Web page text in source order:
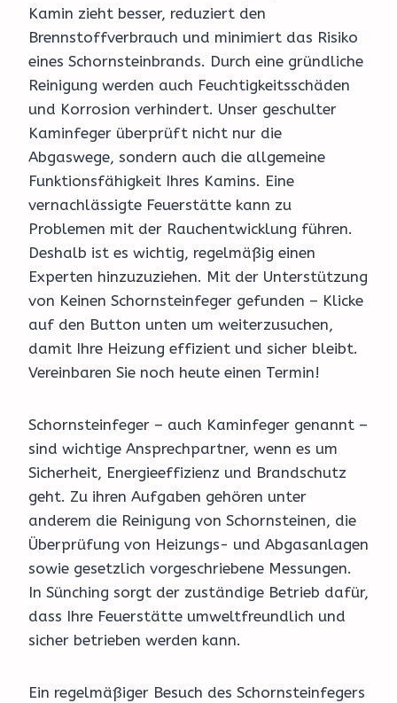
Kamin zieht besser, reduziert den
Brennstoffverbrauch und minimiert das Risiko
eines Schornsteinbrands. Durch eine gründliche
Reinigung werden auch Feuchtigkeitsschäden
und Korrosion verhindert. Unser geschulter
Kaminfeger überprüft nicht nur die
Abgaswege, sondern auch die allgemeine
Funktionsfähigkeit Ihres Kamins. Eine
vernachlässigte Feuerstätte kann zu
Problemen mit der Rauchentwicklung führen.
Deshalb ist es wichtig, regelmäßig einen
Experten hinzuzuziehen. Mit der Unterstützung
von Keinen Schornsteinfeger gefunden – Klicke
auf den Button unten um weiterzusuchen,
damit Ihre Heizung effizient und sicher bleibt.
Vereinbaren Sie noch heute einen Termin!
Schornsteinfeger – auch Kaminfeger genannt –
sind wichtige Ansprechpartner, wenn es um
Sicherheit, Energieeffizienz und Brandschutz
geht. Zu ihren Aufgaben gehören unter
anderem die Reinigung von Schornsteinen, die
Überprüfung von Heizungs- und Abgasanlagen
sowie gesetzlich vorgeschriebene Messungen.
In Sünching sorgt der zuständige Betrieb dafür,
dass Ihre Feuerstätte umweltfreundlich und
sicher betrieben werden kann.
Ein regelmäßiger Besuch des Schornsteinfegers